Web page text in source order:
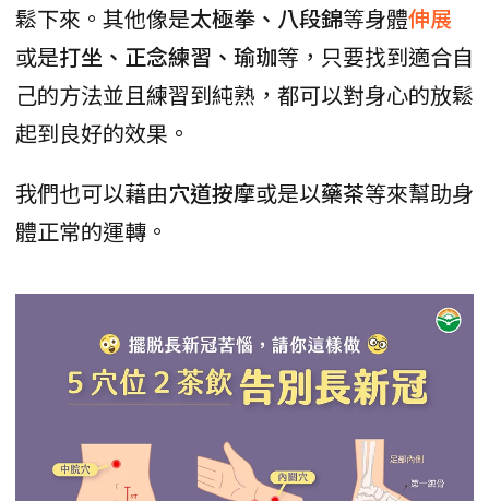
鬆下來。其他像是太極拳、八段錦等身體伸展
或是打坐、正念練習、瑜珈等，只要找到適合自
己的方法並且練習到純熟，都可以對身心的放鬆
起到良好的效果。
我們也可以藉由穴道按摩或是以藥茶等來幫助身
體正常的運轉。